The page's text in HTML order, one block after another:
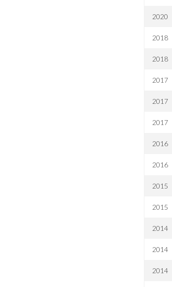
2020
2018
2018
2017
2017
2017
2016
2016
2015
2015
2014
2014
2014